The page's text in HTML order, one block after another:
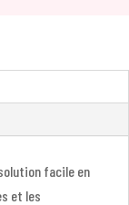
facile en
et les